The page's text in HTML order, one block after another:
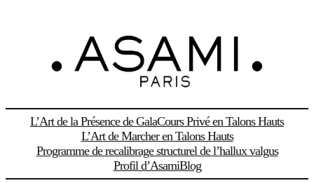
L’Art de la Présence de GalaCours Privé en Talons Hauts
L’Art de Marcher en Talons Hauts
Programme de recalibrage structurel de l’hallux valgus
Profil d’AsamiBlog